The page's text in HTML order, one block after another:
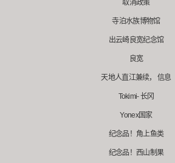
取消政策
寺泊水族博物馆
出云崎良宽纪念馆
良宽
天地人直江兼续， 信息
Tokimi- 长冈
Yonex国家
纪念品！角上鱼类
纪念品！西山制果